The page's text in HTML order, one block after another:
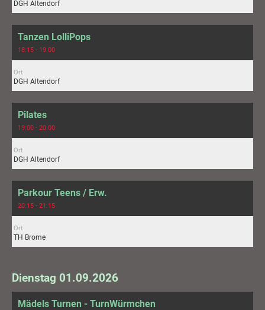
DGH Altendorf
Tanzen LolliPops
18:15 - 19:00
Ort
DGH Altendorf
Pilates
19:00 - 20:00
Ort
DGH Altendorf
Parkour Teens / Erw.
20:15 - 21:15
Ort
TH Brome
Dienstag 01.09.2026
Mädels Turnen - TurnWürmchen